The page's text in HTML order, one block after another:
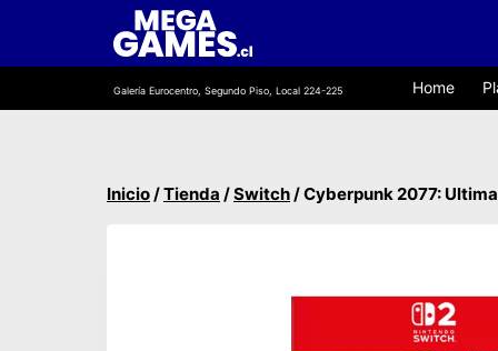
contenido
Galería Eurocentro, Segundo Piso, Local 224-225 Home
Inicio/Tienda /Switch/Cyberpunk 2077: